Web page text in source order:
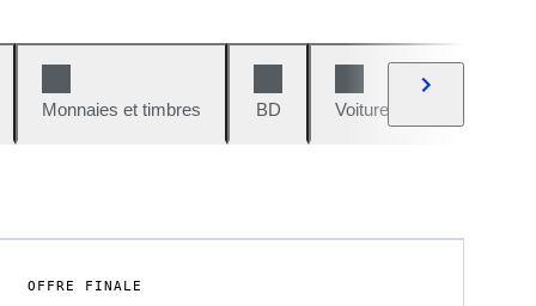
Monnaies et timbres BD Voitures et motos
OFFRE FINALE